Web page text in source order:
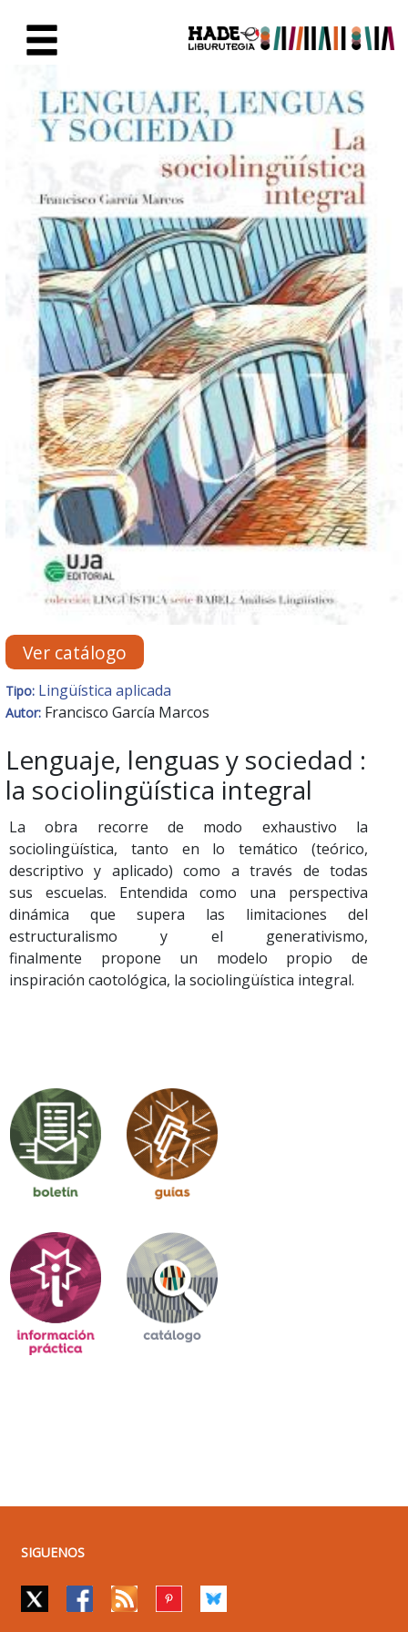
Ficha de Novedades -
Ver catálogo
Tipo: Lingüística aplicada
Autor: Francisco García Marcos
Lenguaje, lenguas y sociedad :
la sociolingüística integral
La obra recorre de modo exhaustivo la
sociolingüística, tanto en lo temático (teórico,
descriptivo y aplicado) como a través de todas
sus escuelas. Entendida como una perspectiva
dinámica que supera las limitaciones del
estructuralismo y el generativismo,
finalmente propone un modelo propio de
inspiración caotológica, la sociolingüística integral.
SIGUENOS